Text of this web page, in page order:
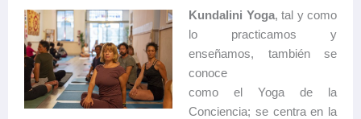
Kundalini Yoga, tal y como
lo practicamos y
enseñamos, también se
conoce
como el Yoga de la
Conciencia; se centra en la